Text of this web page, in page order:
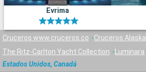
Evrima
Cruceros www.cruceros.co
Cruceros Alaska
The Ritz-Carlton Yacht Collection
Luminara
Estados Unidos, Canadá